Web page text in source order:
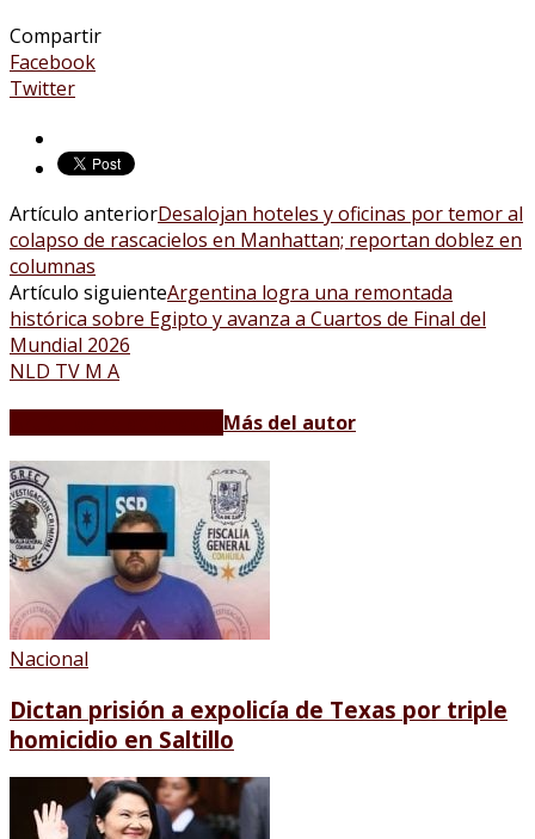
Compartir
Facebook
Twitter
Artículo anteriorDesalojan hoteles y oficinas por temor al
colapso de rascacielos en Manhattan; reportan doblez en
columnas
Artículo siguienteArgentina logra una remontada
histórica sobre Egipto y avanza a Cuartos de Final del
Mundial 2026
NLD TV M A
Más del autor
Nacional
Dictan prisión a expolicía de Texas por triple
homicidio en Saltillo